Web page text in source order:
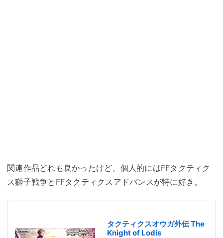
関連作品どれも良かったけど、個人的にはFFタクティク
ス獅子戦争とFFタクティクスアドバンスが特に好き。
タクティクスオウガ外伝 The
Knight of Lodis